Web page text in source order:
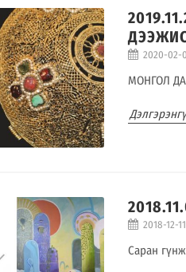
2020-02-
МОНГОЛ
2018-12-11
Саран